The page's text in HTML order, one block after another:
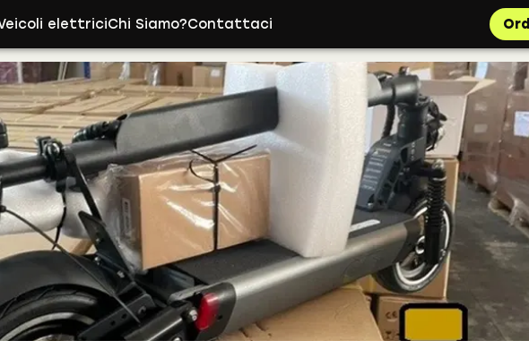
elettriciChi Siamo?Contattaci